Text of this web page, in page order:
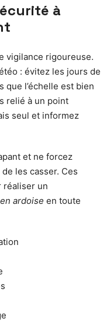
à
vigilance rigoureuse.
: évitez les jours de
l’échelle est bien
relié à un point
seul et informez
et ne forcez
les casser. Ces
réaliser un
ardoise en toute